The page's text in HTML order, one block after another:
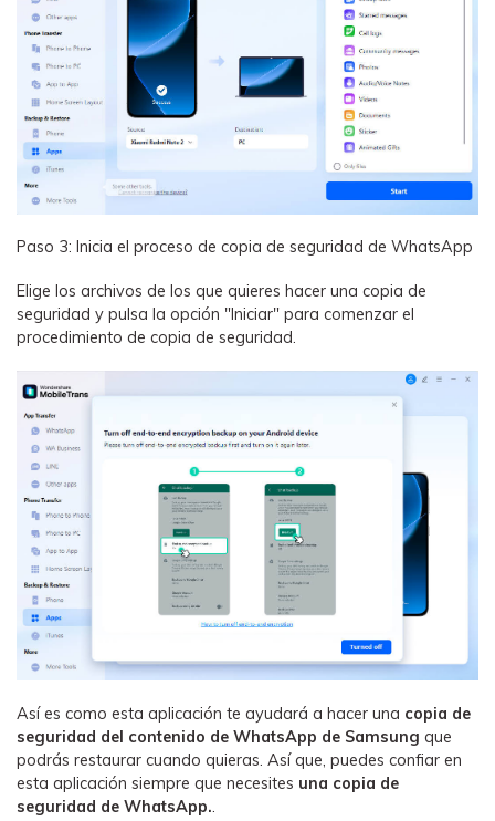
Paso 3: Inicia el proceso de copia de seguridad de WhatsApp
Elige los archivos de los que quieres hacer una copia de
seguridad y pulsa la opción "Iniciar" para comenzar el
procedimiento de copia de seguridad.
Así es como esta aplicación te ayudará a hacer una copia de
seguridad del contenido de WhatsApp de Samsung que
podrás restaurar cuando quieras. Así que, puedes confiar en
esta aplicación siempre que necesites una copia de
seguridad de WhatsApp..